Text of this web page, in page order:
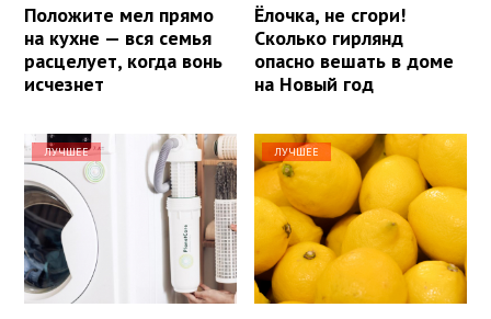
Положите мел прямо
на кухне — вся семья
расцелует, когда вонь
исчезнет
Ёлочка, не сгори!
Сколько гирлянд
опасно вешать в доме
на Новый год
ЛУЧШЕЕ ЛУЧШЕЕ